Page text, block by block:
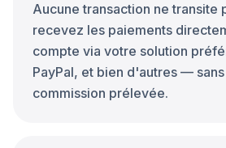
Aucune transaction ne transite
recevez les paiements
compte via votre solution
PayPal, et bien d'autres —
commission prélevée.